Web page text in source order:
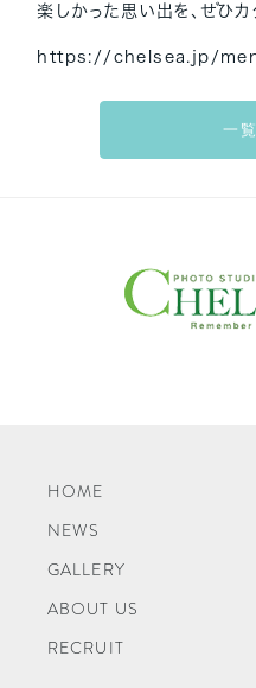
楽しかった思い出を、ぜひ
https://chelsea.jp/
一
HOME
NEWS
GALLERY
ABOUT US
RECRUIT